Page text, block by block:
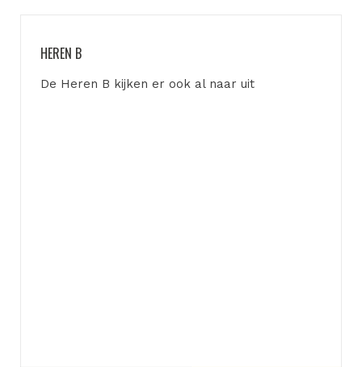
HEREN B
De Heren B kijken er ook al naar uit